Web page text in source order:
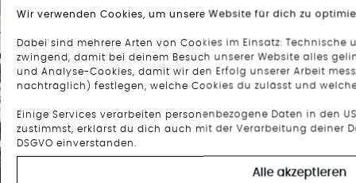
Wir verwenden Cookies, um unsere Website für dich zu
Dabei sind mehrere Arten von Cookies im Einsatz:
zwingend, damit bei deinem Besuch unserer Website alles
und Analyse-Cookies, damit wir den Erfolg unserer Arbeit
nachträglich) festlegen, welche Cookies du zulässt und
Einige Services verarbeiten personenbezogene Daten in den
zustimmst, erklärst du dich auch mit der Verarbeitung deiner
DSGVO einverstanden.
Alle akzeptieren